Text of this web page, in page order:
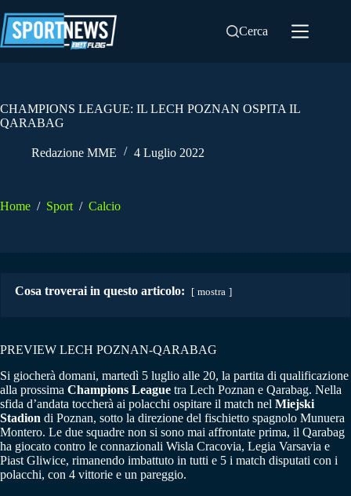
al
contenuto
Cerca
CHAMPIONS LEAGUE: IL LECH POZNAN OSPITA IL
QARABAG
Redazione MME 4 Luglio 2022
Home / Sport / Calcio
Cosa troverai in questo articolo: mostra
PREVIEW LECH POZNAN-QARABAG
Si giocherà domani, martedì 5 luglio alle 20, la partita di qualificazione
alla prossima Champions League tra Lech Poznan e Qarabag. Nella
sfida d’andata toccherà ai polacchi ospitare il match nel Miejski
Stadion di Poznan, sotto la direzione del fischietto spagnolo Munuera
Montero. Le due squadre non si sono mai affrontate prima, il Qarabag
ha giocato contro le connazionali Wisla Cracovia, Legia Varsavia e
Piast Gliwice, rimanendo imbattuto in tutti e 5 i match disputati con i
polacchi, con 4 vittorie e un pareggio.